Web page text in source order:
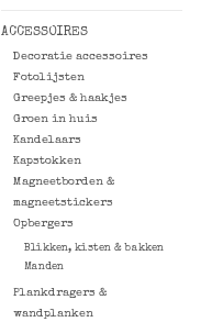
ACCESSOIRES
Decoratie accessoires
Fotolijsten
Greepjes & haakjes
Groen in huis
Kandelaars
Kapstokken
Magneetborden &
magneetstickers
Opbergers
Blikken, kisten & bakken
Manden
Plankdragers &
wandplanken